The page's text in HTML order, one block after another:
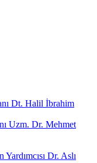
Dt. Halil İbrahim
Uzm. Dr. Mehmet
Dr. Aslı